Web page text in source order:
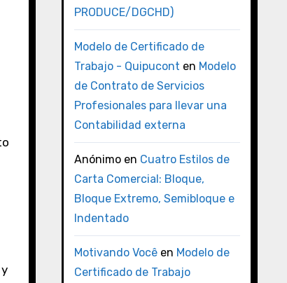
PRODUCE/DGCHD)
Modelo de Certificado de
Trabajo - Quipucont en Modelo
de Contrato de Servicios
Profesionales para llevar una
Contabilidad externa
Anónimoen Cuatro Estilos de
Carta Comercial: Bloque,
Bloque Extremo, Semibloque e
Indentado
Motivando Vocêen Modelo de
Certificado de Trabajo